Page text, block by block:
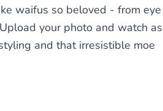
waifus so beloved - from eye
your photo and watch as
and that irresistible moe